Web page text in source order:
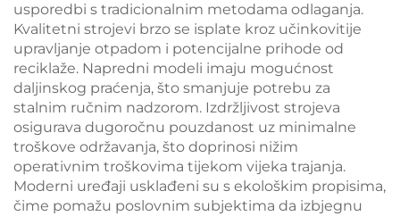
usporedbi s tradicionalnim metodama odlaganja.
Kvalitetni strojevi brzo se isplate kroz učinkovitije
upravljanje otpadom i potencijalne prihode od
reciklaže. Napredni modeli imaju mogućnost
daljinskog praćenja, što smanjuje potrebu za
stalnim ručnim nadzorom. Izdržljivost strojeva
osigurava dugoročnu pouzdanost uz minimalne
troškove održavanja, što doprinosi nižim
operativnim troškovima tijekom vijeka trajanja.
Moderni uređaji usklađeni su s ekološkim propisima,
čime pomažu poslovnim subjektima da izbjegnu